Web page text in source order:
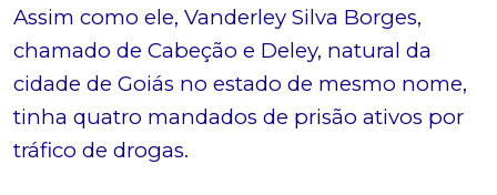
Assim como ele, Vanderley Silva Borges,
chamado de Cabeção e Deley, natural da
cidade de Goiás no estado de mesmo nome,
tinha quatro mandados de prisão ativos por
tráfico de drogas.